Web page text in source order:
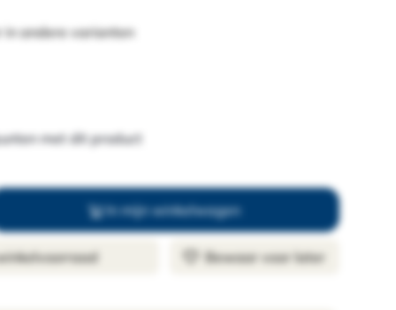
in andere varianten
met dit product
In mijn winkelwagen
Bewaar voor later